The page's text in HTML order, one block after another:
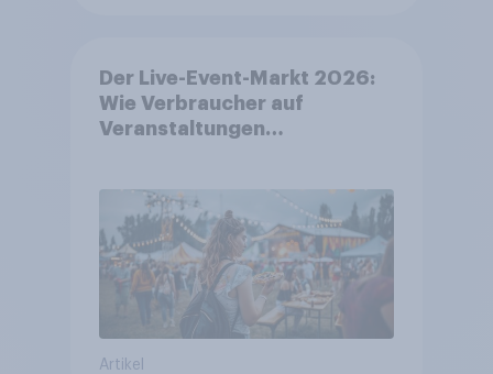
Der Live-Event-Markt 2026:
Wie Verbraucher auf
Veranstaltungen
Artikel